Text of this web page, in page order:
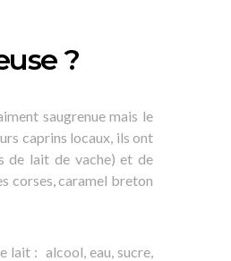
?
saugrenue mais le
caprins locaux, ils ont
de lait de vache) et de
corses, caramel breton
lait : alcool, eau, sucre,